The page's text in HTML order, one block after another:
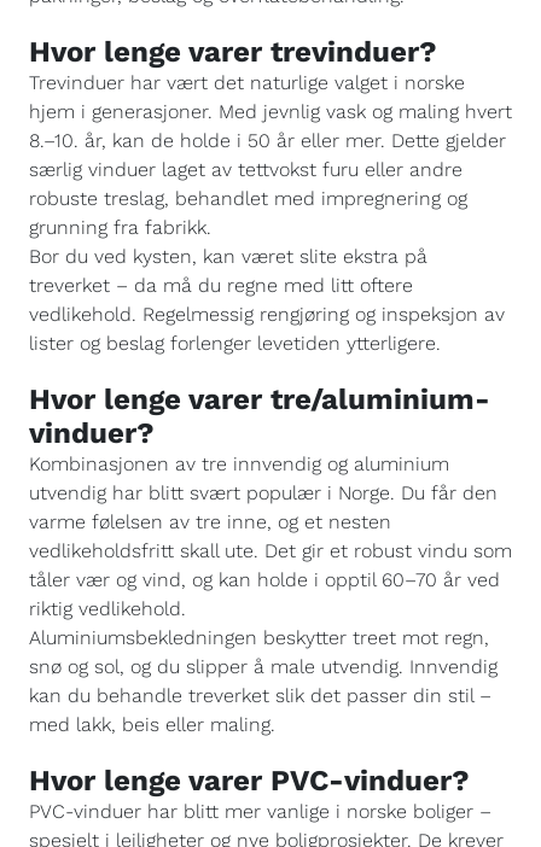
Hvor lenge varer trevinduer?
Trevinduer har vært det naturlige valget i norske
hjem i generasjoner. Med jevnlig vask og maling hvert
8.–10. år, kan de holde i 50 år eller mer. Dette gjelder
særlig vinduer laget av tettvokst furu eller andre
robuste treslag, behandlet med impregnering og
grunning fra fabrikk.
Bor du ved kysten, kan været slite ekstra på
treverket – da må du regne med litt oftere
vedlikehold. Regelmessig rengjøring og inspeksjon av
lister og beslag forlenger levetiden ytterligere.
Hvor lenge varer tre/aluminium-
vinduer?
Kombinasjonen av tre innvendig og aluminium
utvendig har blitt svært populær i Norge. Du får den
varme følelsen av tre inne, og et nesten
vedlikeholdsfritt skall ute. Det gir et robust vindu som
tåler vær og vind, og kan holde i opptil 60–70 år ved
riktig vedlikehold.
Aluminiumsbekledningen beskytter treet mot regn,
snø og sol, og du slipper å male utvendig. Innvendig
kan du behandle treverket slik det passer din stil –
med lakk, beis eller maling.
Hvor lenge varer PVC-vinduer?
PVC-vinduer har blitt mer vanlige i norske boliger –
spesielt i leiligheter og nye boligprosjekter. De krever